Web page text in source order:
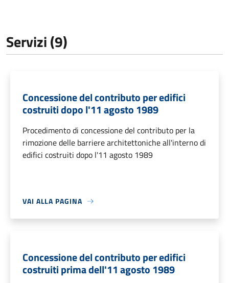
Servizi (9)
Concessione del contributo per edifici
costruiti dopo l'11 agosto 1989
Procedimento di concessione del contributo per la
rimozione delle barriere architettoniche all'interno di
edifici costruiti dopo l'11 agosto 1989
VAI ALLA PAGINA
Concessione del contributo per edifici
costruiti prima dell'11 agosto 1989